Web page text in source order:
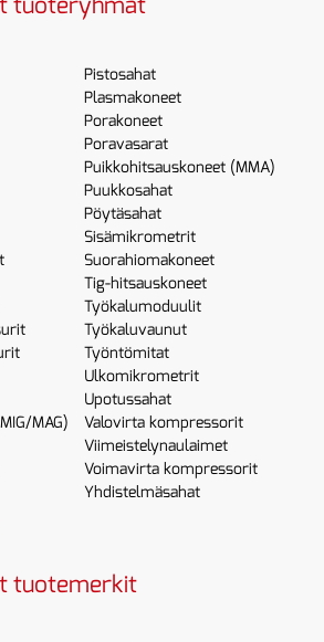
MAG)
Pistosahat
Plasmakoneet
Porakoneet
Poravasarat
Puikkohitsauskoneet (MMA)
Puukkosahat
Pöytäsahat
Sisämikrometrit
Suorahiomakoneet
Tig-hitsauskoneet
Työkalumoduulit
Työkaluvaunut
Työntömitat
Ulkomikrometrit
Upotussahat
Valovirta kompressorit
Viimeistelynaulaimet
Voimavirta kompressorit
Yhdistelmäsahat
tuotemerkit